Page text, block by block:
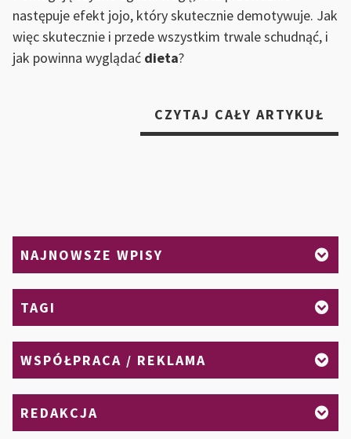
następuje efekt jojo, który skutecznie demotywuje. Jak
więc skutecznie i przede wszystkim trwale schudnąć, i
jak powinna wyglądać dieta?
CZYTAJ CAŁY ARTYKUŁ
NAJNOWSZE WPISY
TAGI
WSPÓŁPRACA / REKLAMA
REDAKCJA